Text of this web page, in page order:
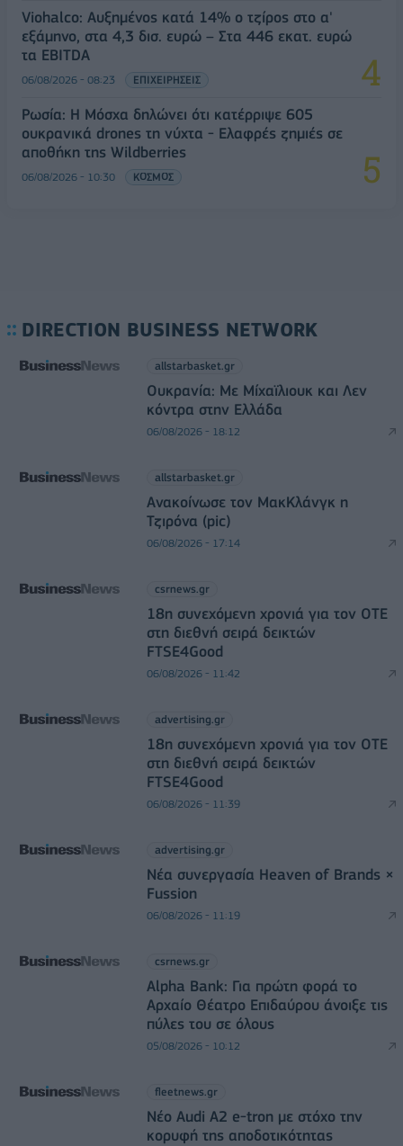
Viohalco: Αυξημένος κατά 14% ο τζίρος στο α'
εξάμηνο, στα 4,3 δισ. ευρώ – Στα 446 εκατ. ευρώ
τα EBITDA
06/08/2026 - 08:23 ΕΠΙΧΕΙΡΗΣΕΙΣ
Ρωσία: Η Μόσχα δηλώνει ότι κατέρριψε 605
ουκρανικά drones τη νύχτα - Ελαφρές ζημιές σε
αποθήκη της Wildberries
06/08/2026 - 10:30 ΚΟΣΜΟΣ
DIRECTION BUSINESS NETWORK
allstarbasket.gr
Ουκρανία: Με Μίχαϊλιουκ και Λεν
κόντρα στην Ελλάδα
06/08/2026 - 18:12
allstarbasket.gr
Ανακοίνωσε τον ΜακΚλάνγκ η
Τζιρόνα (pic)
06/08/2026 - 17:14
csrnews.gr
18η συνεχόμενη χρονιά για τον ΟΤΕ
στη διεθνή σειρά δεικτών
FTSE4Good
06/08/2026 - 11:42
advertising.gr
18η συνεχόμενη χρονιά για τον ΟΤΕ
στη διεθνή σειρά δεικτών
FTSE4Good
06/08/2026 - 11:39
advertising.gr
Νέα συνεργασία Heaven of Brands ×
Fussion
06/08/2026 - 11:19
csrnews.gr
Alpha Bank: Για πρώτη φορά το
Αρχαίο Θέατρο Επιδαύρου άνοιξε τις
πύλες του σε όλους
05/08/2026 - 10:12
fleetnews.gr
Νέο Audi A2 e-tron με στόχο την
κορυφή της αποδοτικότητας